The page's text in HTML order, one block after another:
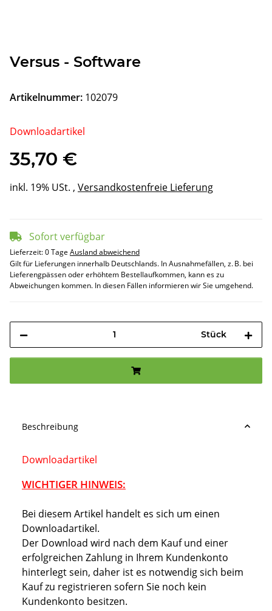
Versus - Software
Artikelnummer: 102079
Downloadartikel
35,70 €
inkl. 19% USt. , Versandkostenfreie Lieferung
Sofort verfügbar
Lieferzeit:0 Tage Ausland abweichend
Gilt für Lieferungen innerhalb Deutschlands. In Ausnahmefällen, z. B. bei
Lieferengpässen oder erhöhtem Bestellaufkommen, kann es zu
Abweichungen kommen. In diesen Fällen informieren wir Sie umgehend.
Stück
Beschreibung
Downloadartikel
WICHTIGER HINWEIS:
Bei diesem Artikel handelt es sich um einen
Downloadartikel.
Der Download wird nach dem Kauf und einer
erfolgreichen Zahlung in Ihrem Kundenkonto
hinterlegt sein, daher ist es notwendig sich beim
Kauf zu registrieren sofern Sie noch kein
Kundenkonto besitzen.